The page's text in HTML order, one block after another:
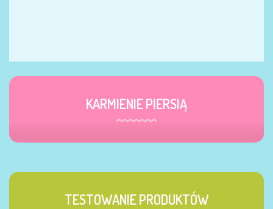
KARMIENIE PIERSIĄ
TESTOWANIE PRODUKTÓW